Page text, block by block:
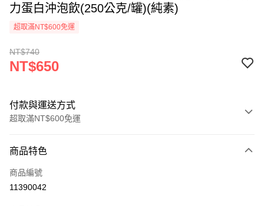
力蛋白沖泡飲(250公克/罐)(純素)
超取滿NT$600免運
NT$740
NT$650
付款與運送方式
超取滿NT$600免運
信用卡一次付款
信用卡分期付款
商品特色
商品編號
11390042